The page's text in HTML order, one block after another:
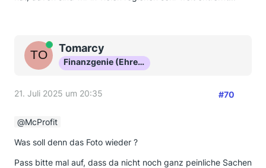
OnlineTomarcy
Finanzgenie (Ehrenmitglied)
21. Juli 2025 um 20:35 #70
McProfit
Was soll denn das Foto wieder ?
Pass bitte mal auf, dass da nicht noch ganz peinliche Sachen